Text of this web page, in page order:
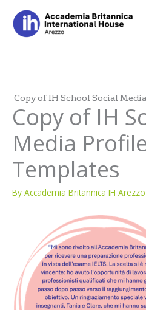
content
Copy of IH School Social
Copy of IH
Media
Templates
By Accademia Britannica IH Arezzo